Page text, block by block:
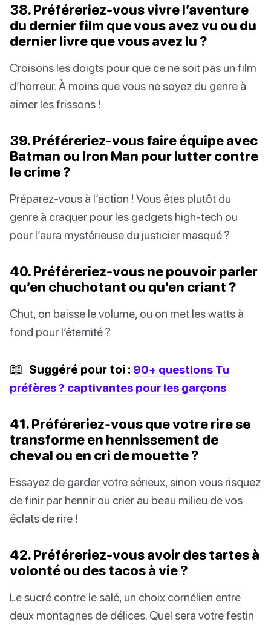
38. Préféreriez-vous vivre l’aventure
du dernier film que vous avez vu ou du
dernier livre que vous avez lu ?
Croisons les doigts pour que ce ne soit pas un film
d’horreur. À moins que vous ne soyez du genre à
aimer les frissons !
39. Préféreriez-vous faire équipe avec
Batman ou Iron Man pour lutter contre
le crime ?
Préparez-vous à l’action ! Vous êtes plutôt du
genre à craquer pour les gadgets high-tech ou
pour l’aura mystérieuse du justicier masqué ?
40. Préféreriez-vous ne pouvoir parler
qu’en chuchotant ou qu’en criant ?
Chut, on baisse le volume, ou on met les watts à
fond pour l’éternité ?
📖 Suggéré pour toi : 90+ questions Tu
préfères ? captivantes pour les garçons
41. Préféreriez-vous que votre rire se
transforme en hennissement de
cheval ou en cri de mouette ?
Essayez de garder votre sérieux, sinon vous risquez
de finir par hennir ou crier au beau milieu de vos
éclats de rire !
42. Préféreriez-vous avoir des tartes à
volonté ou des tacos à vie ?
Le sucré contre le salé, un choix cornélien entre
deux montagnes de délices. Quel sera votre festin